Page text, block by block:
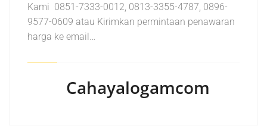
Kami 0851-7333-0012, 0813-3355-4787, 0896-
9577-0609 atau Kirimkan permintaan penawaran
harga ke email…
Cahayalogamcom